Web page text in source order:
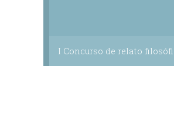
I Concurso de relato